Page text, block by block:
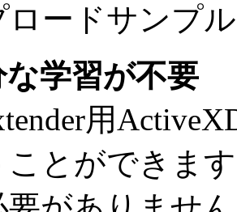
ロードサンプ
学習が不要
用
ことができま